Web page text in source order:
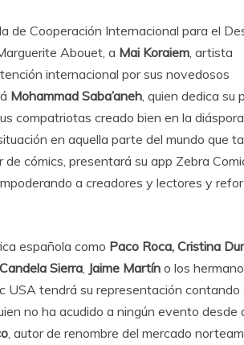
de Cooperación Internacional para el
Abouet, a Mai Koraiem , artista
internacional por sus novedosos
Mohammad Saba’aneh , quien dedica su
compatriotas creado bien en la
en aquella parte del mundo que
de cómics, presentará su app Zebra
a creadores y lectores y
española como Paco Roca, Cristina
Candela Sierra Jaime Martín o los
USA tendrá su representación contando
no ha acudido a ningún evento desde
, autor de renombre del mercado